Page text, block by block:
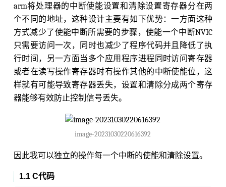
arm将处理器的中断使能设置和清除设置寄存器分在两
个不同的地址，这种设计主要有如下优势：一方面这种
方式减少了使能中断所需要的步骤，使能一个中断NVIC
只需要访问一次，同时也减少了程序代码并且降低了执
行时间，另一方面当多个应用程序进程同时访问寄存器
或者在读写操作寄存器时有操作其他的中断使能位，这
样就有可能导致寄存器丢失，设置和清除分成两个寄存
器能够有效防止控制信号丢失。
image-20231030220616392
因此我可以独立的操作每一个中断的使能和清除设置。
1.1 C代码